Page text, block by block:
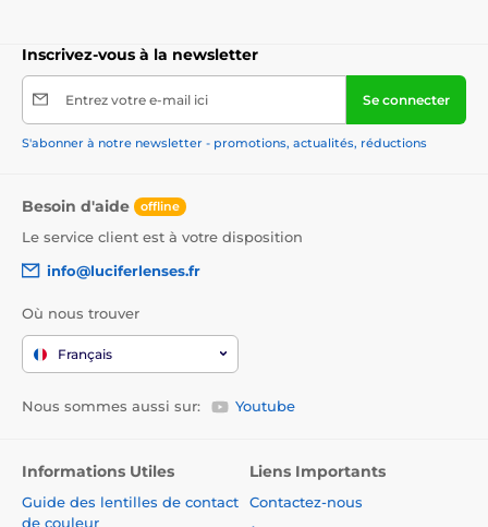
Inscrivez-vous à la newsletter
Entrez votre e-mail ici Se connecter
S'abonner à notre newsletter - promotions, actualités, réductions
Besoin d'aide offline
Le service client est à votre disposition
info@luciferlenses.fr
Où nous trouver
Français
Nous sommes aussi sur: Youtube
Informations Utiles
Guide des lentilles de contact
de couleur
Liens Importants
Contactez-nous